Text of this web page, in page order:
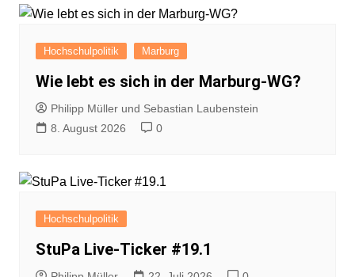
Hochschulpolitik Marburg
Wie lebt es sich in der Marburg-WG?
Philipp Müller und Sebastian Laubenstein
8. August 2026
0
Hochschulpolitik
StuPa Live-Ticker #19.1